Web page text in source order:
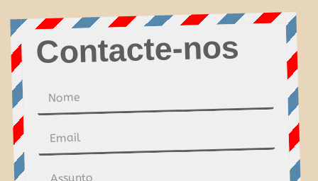
Contacte-nos
Nome
Email
Assunto